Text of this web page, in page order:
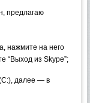
предлагаю
нажмите на него
“Выход из Skype”;
далее — в